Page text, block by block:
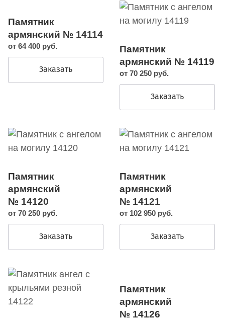
Памятник
армянский № 14114
от 64 400 руб.
Заказать
Памятник
армянский № 14119
от 70 250 руб.
Заказать
Памятник
армянский
№ 14120
от 70 250 руб.
Заказать
Памятник
армянский
№ 14121
от 102 950 руб.
Заказать
Памятник
армянский
№ 14126